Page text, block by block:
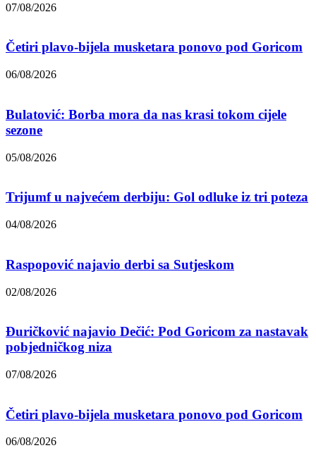
07/08/2026
Četiri plavo-bijela musketara ponovo pod Goricom
06/08/2026
Bulatović: Borba mora da nas krasi tokom cijele
sezone
05/08/2026
Trijumf u najvećem derbiju: Gol odluke iz tri poteza
04/08/2026
Raspopović najavio derbi sa Sutjeskom
02/08/2026
Đuričković najavio Dečić: Pod Goricom za nastavak
pobjedničkog niza
07/08/2026
Četiri plavo-bijela musketara ponovo pod Goricom
06/08/2026